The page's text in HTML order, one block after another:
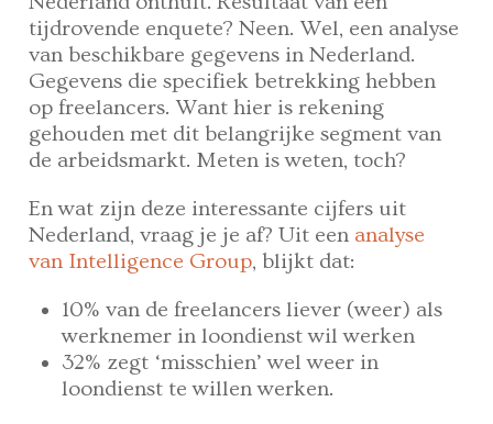
tijdrovende enquete? Neen. Wel, een analyse
van beschikbare gegevens in Nederland.
Gegevens die specifiek betrekking hebben
op freelancers. Want hier is rekening
gehouden met dit belangrijke segment van
de arbeidsmarkt. Meten is weten, toch?
En wat zijn deze interessante cijfers uit
Nederland, vraag je je af? Uit een analyse
van Intelligence Group, blijkt dat:
10% van de freelancers liever (weer) als
werknemer in loondienst wil werken
32% zegt ‘misschien’ wel weer in
loondienst te willen werken.